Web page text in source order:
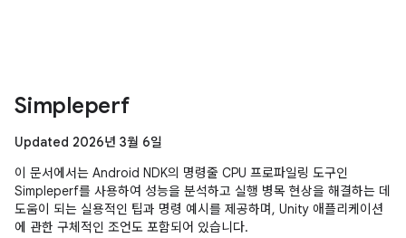
Simpleperf
Updated 2026년 3월 6일
이 문서에서는 Android NDK의 명령줄 CPU 프로파일링 도구인
Simpleperf를 사용하여 성능을 분석하고 실행 병목 현상을 해결하는 데
도움이 되는 실용적인 팁과 명령 예시를 제공하며, Unity 애플리케이션
에 관한 구체적인 조언도 포함되어 있습니다.